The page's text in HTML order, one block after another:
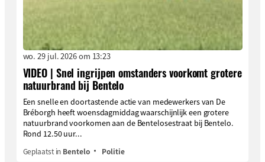
wo. 29 jul. 2026 om 13:23
VIDEO | Snel ingrijpen omstanders voorkomt grotere
natuurbrand bij Bentelo
Een snelle en doortastende actie van medewerkers van De
Bréborgh heeft woensdagmiddag waarschijnlijk een grotere
natuurbrand voorkomen aan de Bentelosestraat bij Bentelo.
Rond 12.50 uur...
Geplaatst in Bentelo Politie